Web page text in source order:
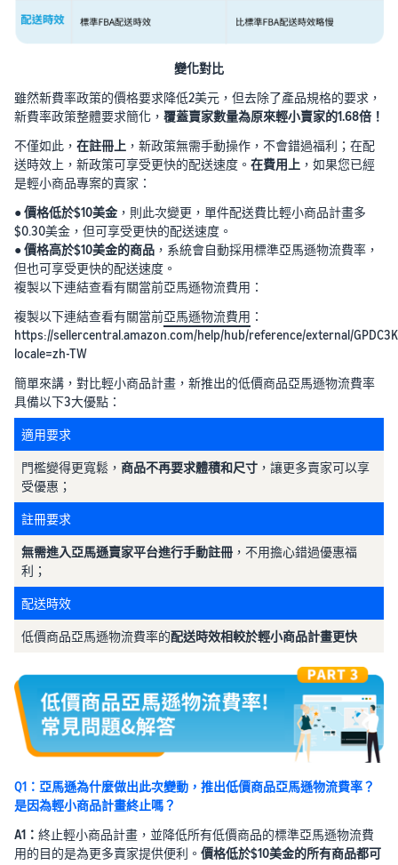
變化對比
雖然新費率政策的價格要求降低2美元，但去除了產品規格的要求，
新費率政策整體要求簡化， 覆蓋賣家數量為原來輕小賣家的1.68倍！
不僅如此， 在註冊上 ，新政策無需手動操作，不會錯過福利；在配
送時效上，新政策可享受更快的配送速度。 在費用上 ，如果您已經
是輕小商品專案的賣家：
●價格低於$10美金，則此次變更，單件配送費比輕小商品計畫多
$0.30美金，但可享受更快的配送速度。
●價格高於$10美金的商品 ，系統會自動採用標準亞馬遜物流費率，
但也可享受更快的配送速度。
複製以下連結查看有關當前亞馬遜物流費用：
複製以下連結查看有關當前亞馬遜物流費用 ：
https://sellercentral.amazon.com/help/hub/reference/external/
locale=zh-TW
簡單來講，對比輕小商品計畫，新推出的低價商品亞馬遜物流費率
具備以下3大優點：
適用要求
門檻變得更寬鬆， 商品不再要求體積和尺寸 ，讓更多賣家可以享
受優惠；
註冊要求
無需進入亞馬遜賣家平台進行手動註冊 ，不用擔心錯過優惠福
利；
配送時效
低價商品亞馬遜物流費率的配送時效相較於輕小商品計畫更快
Q1：亞馬遜為什麼做出此次變動，推出低價商品亞馬遜物流費率？
是因為輕小商品計畫終止嗎？
A1： 終止輕小商品計畫，並降低所有低價商品的標準亞馬遜物流費
用的目的是為更多賣家提供便利。 價格低於$10美金的所有商品都可